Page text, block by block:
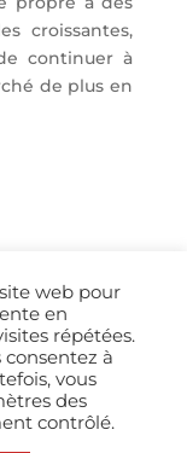
croissantes,
continuer à
de plus en
web pour
en
répétées.
à
vous
des
contrôlé.